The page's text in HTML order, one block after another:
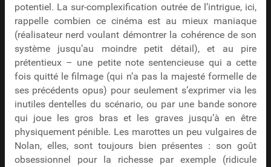
potentiel. La sur-complexification outrée de l’intrigue, ici,
rappelle combien ce cinéma est au mieux maniaque
(réalisateur nerd voulant démontrer la cohérence de son
système jusqu’au moindre petit détail), et au pire
prétentieux – une petite note sentencieuse qui a cette
fois quitté le filmage (qui n’a pas la majesté formelle de
ses précédents opus) pour seulement s’exprimer via les
inutiles dentelles du scénario, ou par une bande sonore
qui joue les gros bras et les graves jusqu’à en être
physiquement pénible. Les marottes un peu vulgaires de
Nolan, elles, sont toujours bien présentes : son goût
obsessionnel pour la richesse par exemple (ridicule